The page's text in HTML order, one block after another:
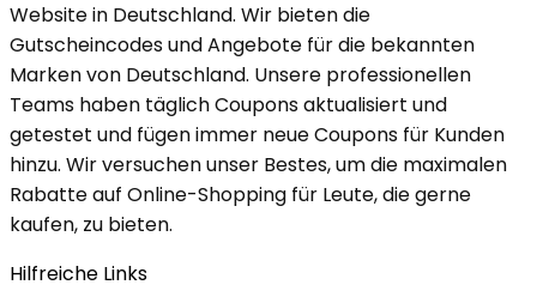
Website in Deutschland. Wir bieten die
Gutscheincodes und Angebote für die bekannten
Marken von Deutschland. Unsere professionellen
Teams haben täglich Coupons aktualisiert und
getestet und fügen immer neue Coupons für Kunden
hinzu. Wir versuchen unser Bestes, um die maximalen
Rabatte auf Online-Shopping für Leute, die gerne
kaufen, zu bieten.
Hilfreiche Links